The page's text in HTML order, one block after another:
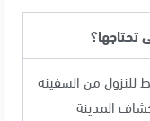
تحتاجها؟
للنزول من السفينة
المدينة